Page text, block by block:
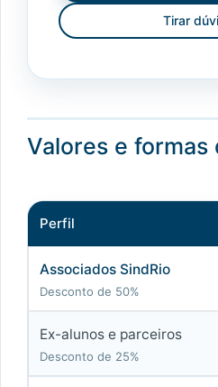
Tirar
Valores e formas
Perfil
Associados SindRio
Desconto de 50%
Ex-alunos e parceiros
Desconto de 25%